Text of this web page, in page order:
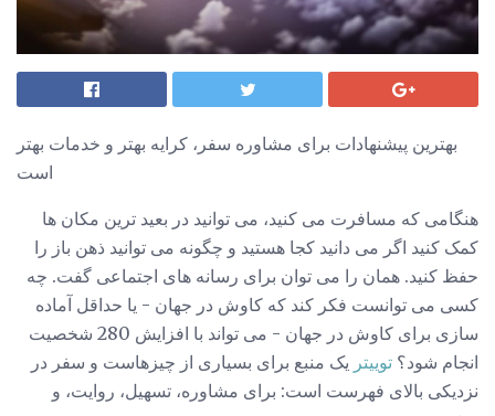
بهترین پیشنهادات برای مشاوره سفر، کرایه بهتر و خدمات بهتر
است
هنگامی که مسافرت می کنید، می توانید در بعید ترین مکان ها
کمک کنید اگر می دانید کجا هستید و چگونه می توانید ذهن باز را
حفظ کنید. همان را می توان برای رسانه های اجتماعی گفت. چه
کسی می توانست فکر کند که کاوش در جهان - یا حداقل آماده
سازی برای کاوش در جهان - می تواند با افزایش 280 شخصیت
انجام شود؟ توییتر یک منبع برای بسیاری از چیزهاست و سفر در
نزدیکی بالای فهرست است: برای مشاوره، تسهیل، روایت، و